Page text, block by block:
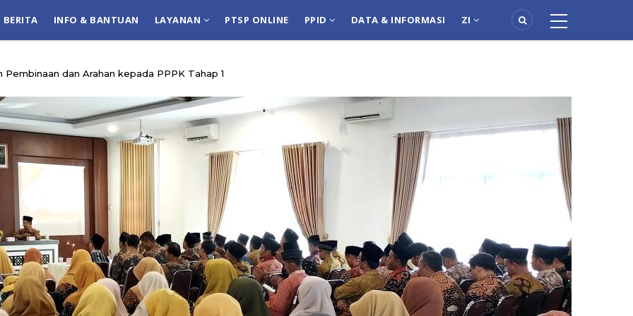
BERITA INFO & BANTUAN LAYANAN PTSP ONLINE PPID DATA & INFORMASI ZI
dan Arahan kepada PPPK Tahap 1